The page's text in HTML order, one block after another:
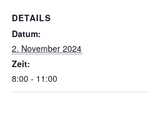
DETAILS
Datum:
2. November 2024
Zeit:
8:00 - 11:00